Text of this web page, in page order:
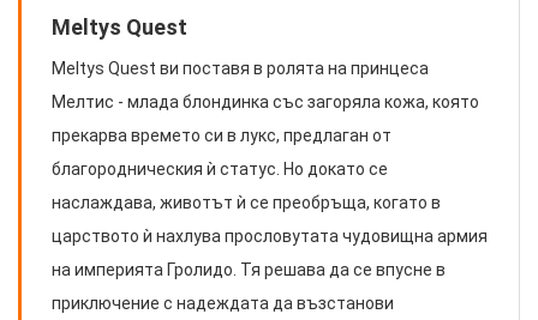
Meltys Quest
Meltys Quest ви поставя в ролята на принцеса
Мелтис - млада блондинка със загоряла кожа, която
прекарва времето си в лукс, предлаган от
благородническия ѝ статус. Но докато се
наслаждава, животът ѝ се преобръща, когато в
царството ѝ нахлува прословутата чудовищна армия
на империята Гролидо. Тя решава да се впусне в
приключение с надеждата да възстанови